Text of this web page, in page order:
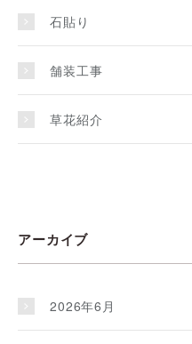
石貼り
舗装工事
草花紹介
アーカイブ
2026年6月